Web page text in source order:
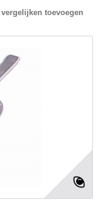
toevoegen